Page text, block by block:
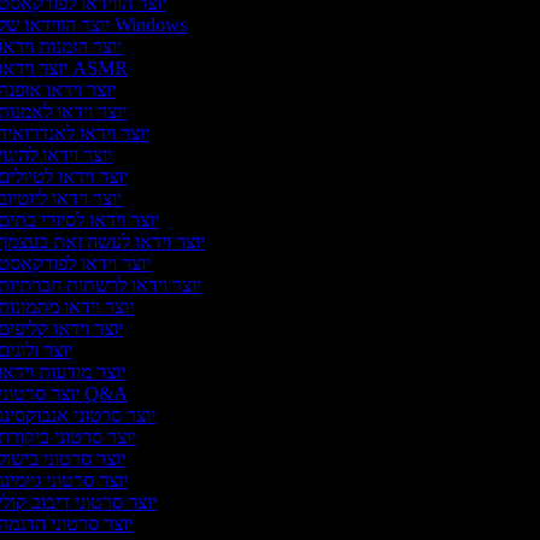
יוצר הווידאו של Windows
יוצר הזמנות
יוצר וידאו ASMR
יוצר וידאו
יוצר וידאו
יוצר וידאו
יוצר וידאו
יוצר וידאו
יוצר וידאו
יוצר וידאו לסיורי
יוצר וידאו לעשה זאת
יוצר וידאו
יוצר וידאו לרשתות
יוצר וידאו
יוצר וידאו
יוצר
יוצר מודעות
יוצר סרטוני Q&A
יוצר סרטוני
יוצר סרטוני
יוצר סרטוני
יוצר סרטוני
יוצר סרטוני דיבוב
יוצר סרטוני